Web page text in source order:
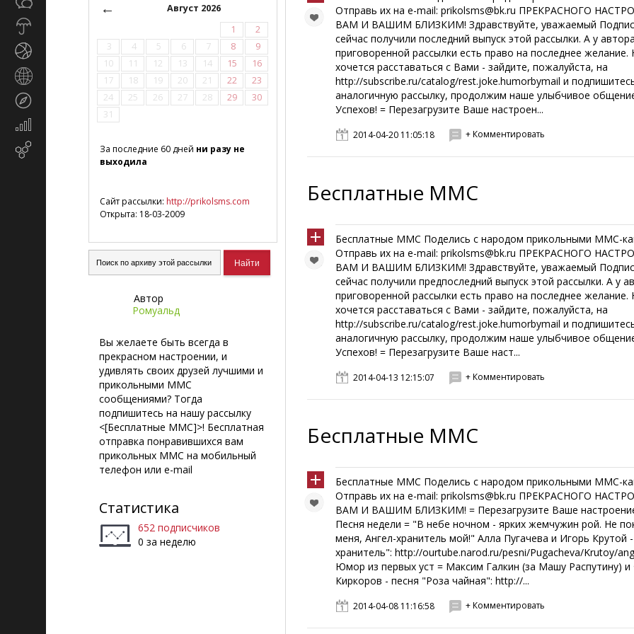
Экономика
маркетинг
←
Август 2026
1
2
3
4 5 6 7 8
9
10
11 12 13 14 15
16
17
18 19 20 21 22
23
24
25 26 27 28 29
30
31
За последние 60 дней ни разу не
выходила
Сайт рассылки: http://prikolsms.com
Открыта: 18-03-2009
Автор
Ромуальд
Вы желаете быть всегда в
прекрасном настроении, и
удивлять своих друзей лучшими и
прикольными ММС
сообщениями? Тогда
подпишитесь на нашу рассылку
<[Бесплатные ММС]>! Бесплатная
отправка понравившихся вам
прикольных ММС на мобильный
телефон или e-mail
Статистика
652 подписчиков
0 за неделю
Отправь их на e-mail: prikolsms@bk.ru ПРЕКРАСНОГО
ВАМ И ВАШИМ БЛИЗКИМ! Здравствуйте, уважаемый
сейчас получили последний выпуск этой рассылки. А у
приговоренной рассылки есть право на последнее желание.
хочется расставаться с Вами - зайдите, пожалуйста, на
http://subscribe.ru/catalog/rest.joke.humorbymail и
аналогичную рассылку, продолжим наше улыбчивое
Успехов! = Перезагрузите Ваше настроен...
2014-04-20 11:05:18 + Комментировать
Бесплатные ММС
Бесплатные ММС Поделись с народом прикольными ММС-
Отправь их на e-mail: prikolsms@bk.ru ПРЕКРАСНОГО
ВАМ И ВАШИМ БЛИЗКИМ! Здравствуйте, уважаемый
сейчас получили предпоследний выпуск этой рассылки. А у
приговоренной рассылки есть право на последнее желание.
хочется расставаться с Вами - зайдите, пожалуйста, на
http://subscribe.ru/catalog/rest.joke.humorbymail и
аналогичную рассылку, продолжим наше улыбчивое
Успехов! = Перезагрузите Ваше наст...
2014-04-13 12:15:07 + Комментировать
Бесплатные ММС
Бесплатные ММС Поделись с народом прикольными ММС-
Отправь их на e-mail: prikolsms@bk.ru ПРЕКРАСНОГО
ВАМ И ВАШИМ БЛИЗКИМ! = Перезагрузите Ваше
Песня недели = "В небе ночном - ярких жемчужин рой. Не
меня, Ангел-хранитель мой!" Алла Пугачева и Игорь Крутой
хранитель": http://ourtube.narod.ru/pesni/Pugacheva/Krutoy/
Юмор из первых уст = Максим Галкин (за Машу Распутину)
Киркоров - песня "Роза чайная": http://...
2014-04-08 11:16:58 + Комментировать